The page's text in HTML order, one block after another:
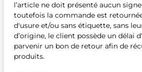
l’article ne doit présenté aucun
toutefois la commande est
d'usure et/ou sans étiquette, sans
d’origine, le client possède un délai
parvenir un bon de retour afin de
produits.